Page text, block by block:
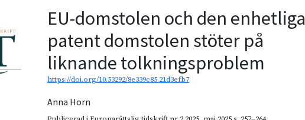
EU-domstolen och den enhetliga
patent domstolen stöter på
liknande tolkningsproblem
https://doi.org/10.53292/8e339c85.21d3efb7
Anna Horn